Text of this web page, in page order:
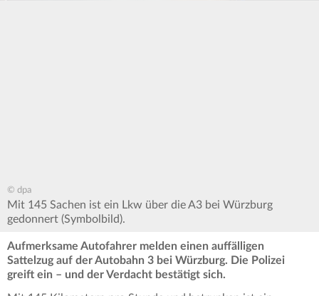
© dpa
Mit 145 Sachen ist ein Lkw über die A3 bei Würzburg
gedonnert (Symbolbild).
Aufmerksame Autofahrer melden einen auffälligen
Sattelzug auf der Autobahn 3 bei Würzburg. Die Polizei
greift ein – und der Verdacht bestätigt sich.